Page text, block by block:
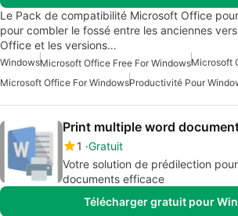
Le Pack de compatibilité Microsoft Office
pour combler le fossé entre les anciennes
Office et les versions…
WindowsMicrosoft Office Free For WindowsMicrosoft
Microsoft Office For WindowsProductivité Pour
1 Gratuit
Votre solution de prédilection
documents efficace
Télécharger gratuit pour